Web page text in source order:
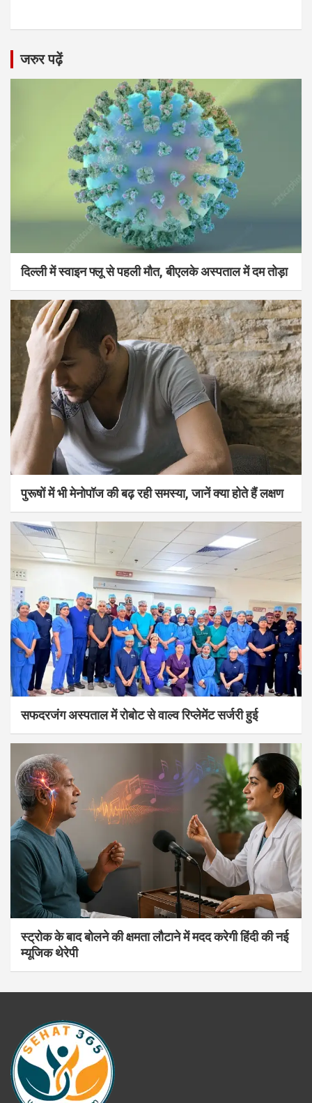
जरुर पढ़ें
दिल्ली में स्वाइन फ्लू से पहली मौत, बीएलके अस्पताल में दम तोड़ा
पुरूषों में भी मेनोपॉज की बढ़ रही समस्या, जानें क्या होते हैं लक्षण
सफदरजंग अस्पताल में रोबोट से वाल्व रिप्लेमेंट सर्जरी हुई
स्ट्रोक के बाद बोलने की क्षमता लौटाने में मदद करेगी हिंदी की नई
म्यूजिक थेरेपी